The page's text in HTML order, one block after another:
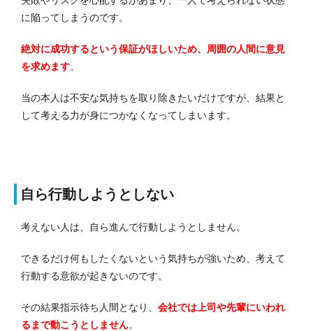
に陥ってしまうのです。
絶対に成功するという保証がほしいため、周囲の人間に意見
を求めます。
当の本人は不安な気持ちを取り除きたいだけですが、結果と
して考える力が身につかなくなってしまいます。
自ら行動しようとしない
考えない人は、自ら進んで行動しようとしません。
できるだけ何もしたくないという気持ちが強いため、考えて
行動する意欲が起きないのです。
その結果指示待ち人間となり、 会社では上司や先輩にいわれ
るまで動こうとしません。